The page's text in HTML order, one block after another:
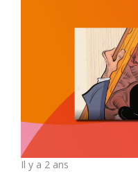
Il y a 2 ans